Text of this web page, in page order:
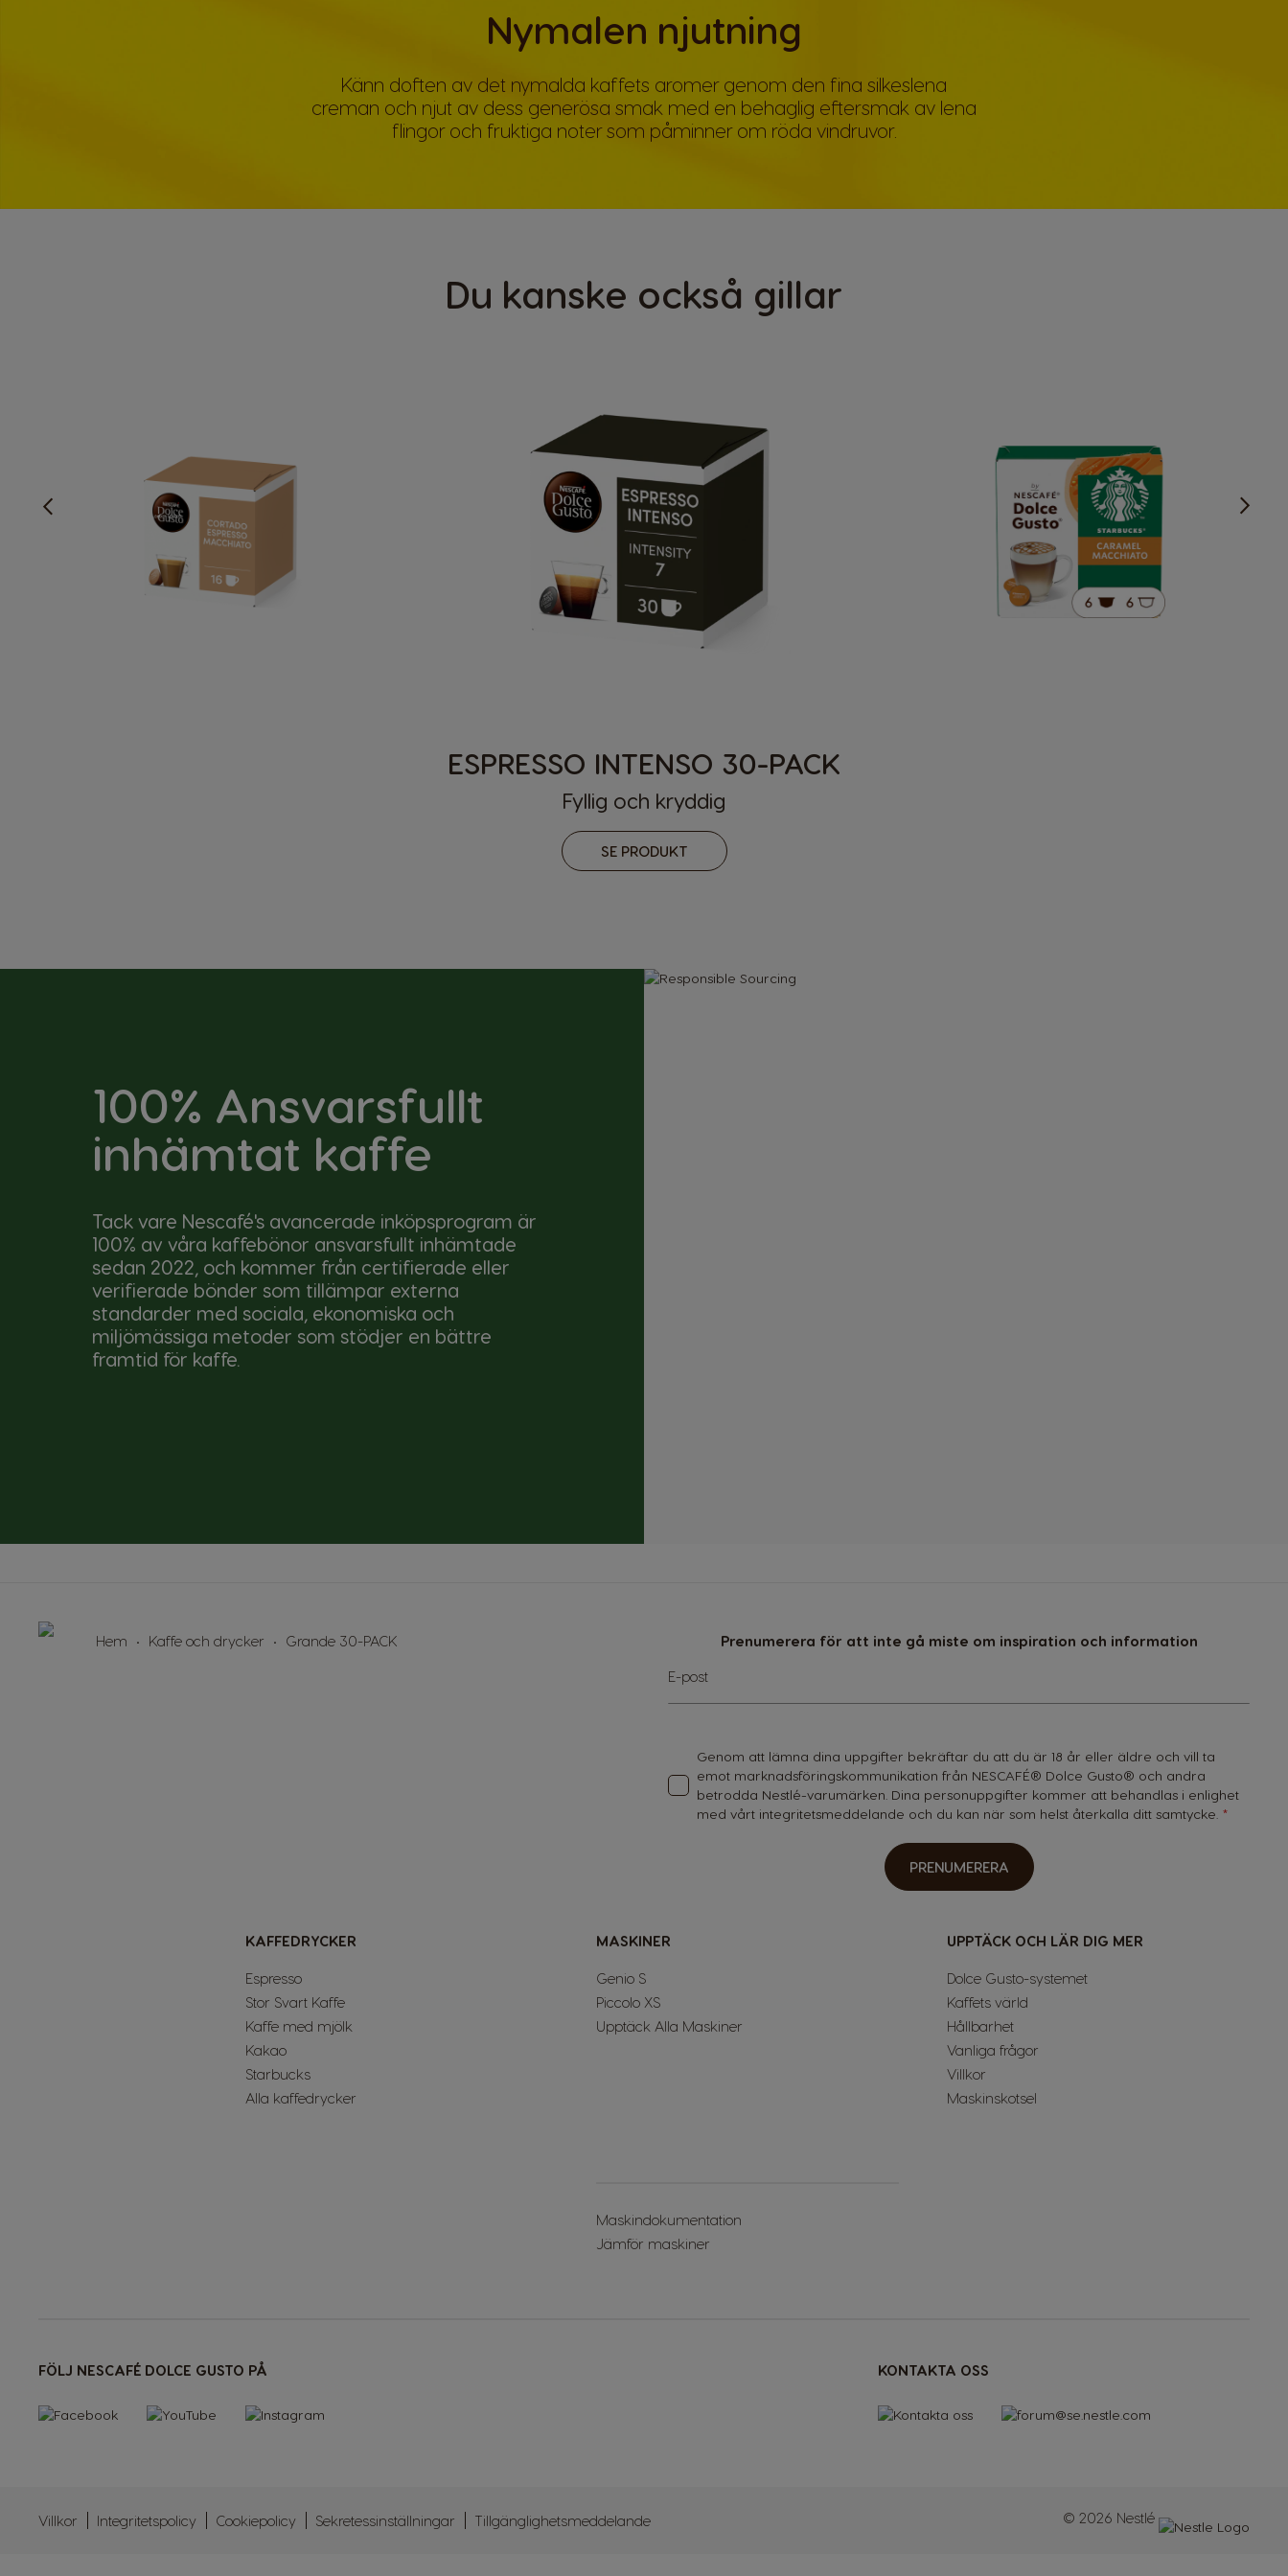
Nymalen njutning
Känn doften av det nymalda kaffets aromer genom den fina silkeslena
creman och njut av dess generösa smak med en behaglig eftersmak av lena
flingor och fruktiga noter som påminner om röda vindruvor.
Du kanske också gillar
ESPRESSO INTENSO 30-PACK
Fyllig och kryddig
SE PRODUKT
100% Ansvarsfullt
inhämtat kaffe
Tack vare Nescafé's avancerade inköpsprogram är
100% av våra kaffebönor ansvarsfullt inhämtade
sedan 2022, och kommer från certifierade eller
verifierade bönder som tillämpar externa
standarder med sociala, ekonomiska och
miljömässiga metoder som stödjer en bättre
framtid för kaffe.
Hem Kaffe och drycker Grande 30-PACK Prenumerera för att inte gå miste om inspiration och information
Sign
Up
for
E-post
Genom att lämna dina uppgifter bekräftar du att du är 18 år eller äldre och vill ta
emot marknadsföringskommunikation från NESCAFÉ® Dolce Gusto® och andra
betrodda Nestlé-varumärken. Dina personuppgifter kommer att behandlas i enlighet
med vårt integritetsmeddelande och du kan när som helst återkalla ditt samtycke.
PRENUMERERA
KAFFEDRYCKER
Espresso
Stor Svart Kaffe
Kaffe med mjölk
Kakao
Starbucks
Alla kaffedrycker
MASKINER
Genio S
Piccolo XS
Upptäck Alla Maskiner
Maskindokumentation
Jämför maskiner
UPPTÄCK OCH LÄR DIG MER
Dolce Gusto-systemet
Kaffets värld
Hållbarhet
Vanliga frågor
Villkor
Maskinskotsel
FÖLJ NESCAFÉ DOLCE GUSTO PÅ KONTAKTA OSS
Villkor Integritetspolicy Cookiepolicy Sekretessinställningar Tillgänglighetsmeddelande © 2026 Nestlé